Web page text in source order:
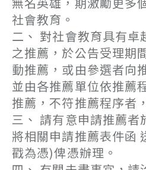
社會教育。
二、 對社會教育具有卓
之推薦，於公告受理期
動推薦，或由參選者向
並由各推薦單位依推薦
推薦，不符推薦程序者
三、 請有意申請推薦
將相關申請推薦表件函
戳為憑)俾憑辦理。